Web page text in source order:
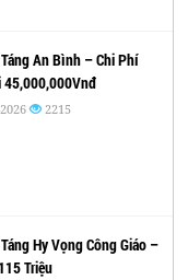
An Bình – Chi Phí
45,000,000Vnđ
2215
Hy Vọng Công Giáo –
Triệu